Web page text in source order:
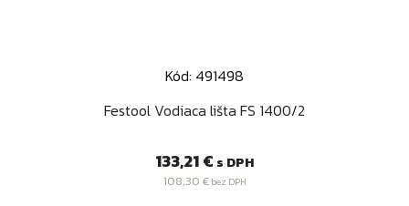
Kód: 491498
Festool Vodiaca lišta FS 1400/2
Cena
133,21 € s DPH
108,30 €bez DPH